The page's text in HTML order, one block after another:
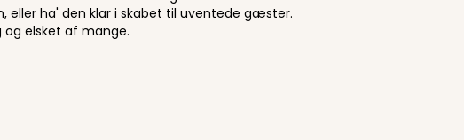
eller ha' den klar i skabet til uventede gæster.
og elsket af mange.